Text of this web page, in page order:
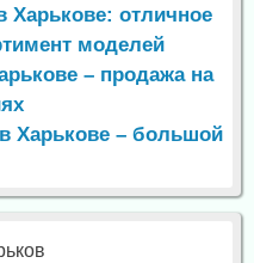
Харькове: отличное
моделей
– продажа на
Харькове – большой